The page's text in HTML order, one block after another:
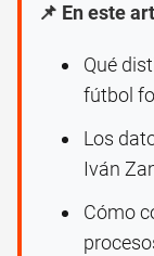
📌 En este
Qué
fútbol
Los
Iván
Cómo